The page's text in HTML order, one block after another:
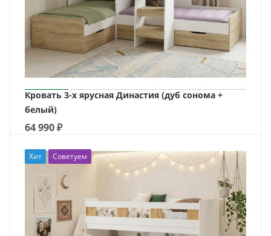
Кровать 3-х ярусная Династия (дуб сонома +
белый)
64 990₽
Хит Советуем